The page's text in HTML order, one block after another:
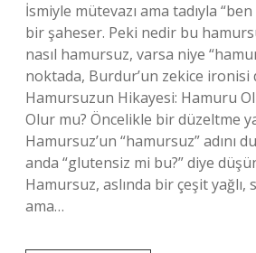
İsmiyle mütevazı ama tadıyla
bir şaheser. Peki nedir bu
nasıl hamursuz, varsa niye
noktada, Burdur’un zekice
Hamursuzun Hikayesi: Hamuru
Olur mu? Öncelikle bir düzeltme
Hamursuz’un “hamursuz” adını
anda “glutensiz mi bu?” diye
Hamursuz, aslında bir çeşit yağlı,
ama…